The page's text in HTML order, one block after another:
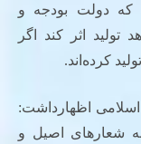
که دولت بودجه و
تولید اثر کند اگر
کرده‌اند.
اسلامی اظهارداشت:
شعارهای اصیل و